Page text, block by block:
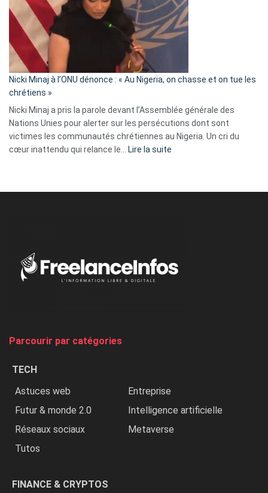
« Zemmour
a
tout
parle
ses
tripes »
Nicki Minaj à l’ONU dénonce : « Au Nigeria, on chasse et on tue les
chrétiens »
Nicki Minaj a pris la parole devant l’Assemblée générale des
Nations Unies pour alerter sur les persécutions dont sont
victimes les communautés chrétiennes au Nigeria. Un cri du
cœur inattendu qui relance le…
Lire la suite
Nigeria,
Parcourir par catégories
TECH
Astuces web
Entreprise
Futur & monde 2.0
Intelligence artificielle
Réseaux sociaux
Metaverse
Tutos
FINANCE & CRYPTOS